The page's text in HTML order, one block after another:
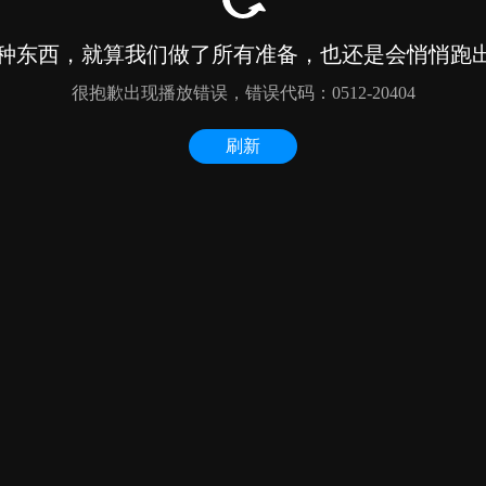
东西，就算我们做了所有准备，也还是会悄悄跑
很抱歉出现播放错误，错误代码：0512-20404
刷新